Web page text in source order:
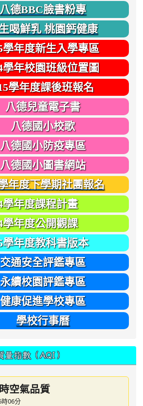
八德BBC臉書粉專
喝鮮乳 桃園鈣健康
學年度新生入學專區
學年校園班級位置圖
學年度課後班報名
八德兒童電子書
八德國小校歌
八德國小防疫專區
八德國小圖書網站
年度下學期社團報名
學年度課程計畫
學年度公開觀課
學年度教科書版本
交通安全評鑑專區
永續校園評鑑專區
健康促進學校專區
學校行事曆
量指數（AQI）
空氣品質
06分